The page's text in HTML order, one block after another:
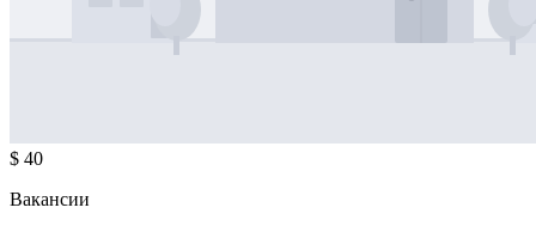
$ 40
Вакансии